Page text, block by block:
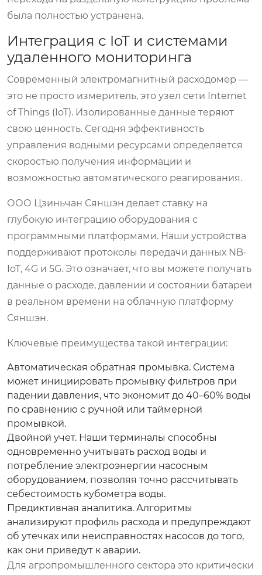
была полностью устранена.
Интеграция с IoT и системами
удаленного мониторинга
Современный электромагнитный расходомер —
это не просто измеритель, это узел сети Internet
of Things (IoT). Изолированные данные теряют
свою ценность. Сегодня эффективность
управления водными ресурсами определяется
скоростью получения информации и
возможностью автоматического реагирования.
ООО Цзиньчан Сяншэн делает ставку на
глубокую интеграцию оборудования с
программными платформами. Наши устройства
поддерживают протоколы передачи данных NB-
IoT, 4G и 5G. Это означает, что вы можете получать
данные о расходе, давлении и состоянии батареи
в реальном времени на облачную платформу
Сяншэн.
Ключевые преимущества такой интеграции:
Автоматическая обратная промывка. Система
может инициировать промывку фильтров при
падении давления, что экономит до 40–60% воды
по сравнению с ручной или таймерной
промывкой.
Двойной учет. Наши терминалы способны
одновременно учитывать расход воды и
потребление электроэнергии насосным
оборудованием, позволяя точно рассчитывать
себестоимость кубометра воды.
Предиктивная аналитика. Алгоритмы
анализируют профиль расхода и предупреждают
об утечках или неисправностях насосов до того,
как они приведут к аварии.
Для агропромышленного сектора это критически